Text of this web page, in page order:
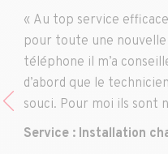
« Au top service
pour toute une nouvelle
téléphone il m’a
d’abord que le
souci. Pour moi ils sont
Service : Installation